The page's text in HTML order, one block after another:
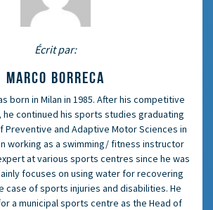
Écrit par:
MARCO BORRECA
born in Milan in 1985. After his competitive
he continued his sports studies graduating
and Adaptive Motor Sciences in
working as a swimming/ fitness instructor
at various sports centres since he was
focuses on using water for recovering
case of sports injuries and disabilities. He
a municipal sports centre as the Head of